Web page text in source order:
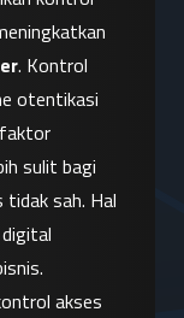
. Kontrol
otentikasi
sulit bagi
sah. Hal
akses